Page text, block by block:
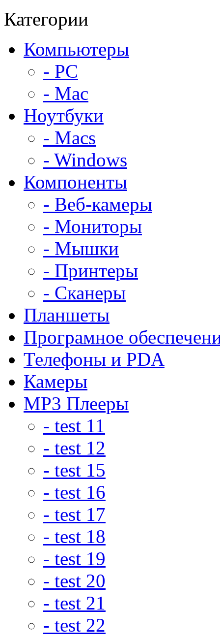
Категории
Компьютеры
- PC
- Mac
Ноутбуки
- Macs
- Windows
Компоненты
- Веб-камеры
- Мониторы
- Мышки
- Принтеры
- Сканеры
Планшеты
Програмное
Телефоны и PDA
Камеры
MP3 Плееры
- test 11
- test 12
- test 15
- test 16
- test 17
- test 18
- test 19
- test 20
- test 21
- test 22